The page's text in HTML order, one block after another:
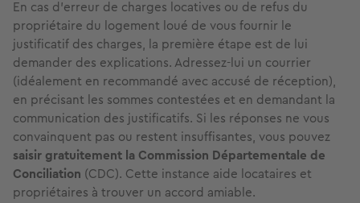
En cas d’erreur de charges locatives ou de refus du
propriétaire du logement loué de vous fournir le
justificatif des charges, la première étape est de lui
demander des explications. Adressez-lui un courrier
(idéalement en recommandé avec accusé de réception),
en précisant les sommes contestées et en demandant la
communication des justificatifs. Si les réponses ne vous
convainquent pas ou restent insuffisantes, vous pouvez
saisir gratuitement la Commission Départementale de
Conciliation (CDC). Cette instance aide locataires et
propriétaires à trouver un accord amiable.